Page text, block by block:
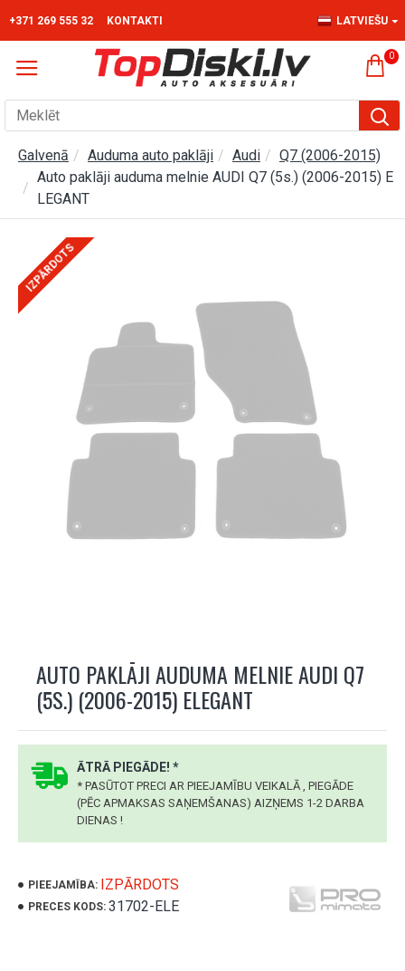
+371 269 555 32 KONTAKTI LATVIEŠU
0
Galvenā Auduma auto paklāji Audi
Q7 (2006-2015)
Auto paklāji auduma melnie AUDI Q7 (5s.) (2006-2015) E
LEGANT
IZPĀRDOTS
AUTO PAKLĀJI AUDUMA MELNIE AUDI Q7
(5S.) (2006-2015) ELEGANT
ĀTRĀ PIEGĀDE! *
* PASŪTOT PRECI AR PIEEJAMĪBU VEIKALĀ , PIEGĀDE
(PĒC APMAKSAS SAŅEMŠANAS) AIZŅEMS 1-2 DARBA
DIENAS !
PIEEJAMĪBA: IZPĀRDOTS
PRECES KODS: 31702-ELE